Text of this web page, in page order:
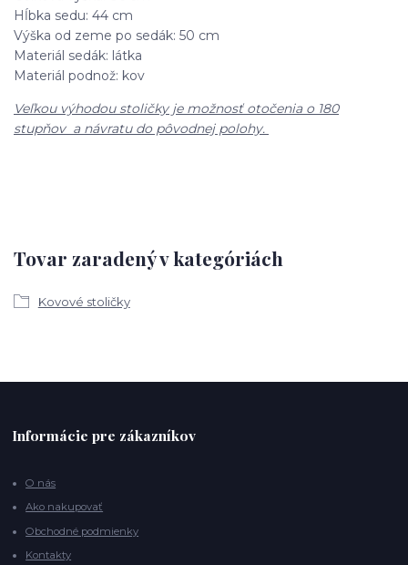
Hĺbka sedu: 44 cm
Výška od zeme po sedák: 50 cm
Materiál sedák: látka
Materiál podnož: kov
Veľkou výhodou stoličky je možnosť otočenia o 180
stupňov a návratu do pôvodnej polohy.
Tovar zaradený v kategóriách
Kovové stoličky
Informácie pre zákazníkov
O nás
Ako nakupovať
Obchodné podmienky
Kontakty